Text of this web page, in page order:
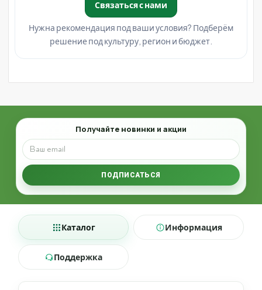
Связаться с нами
Нужна рекомендация под ваши условия? Подберём
решение под культуру, регион и бюджет.
Email
Получайте новинки и акции
ПОДПИСАТЬСЯ
Каталог Информация
Поддержка